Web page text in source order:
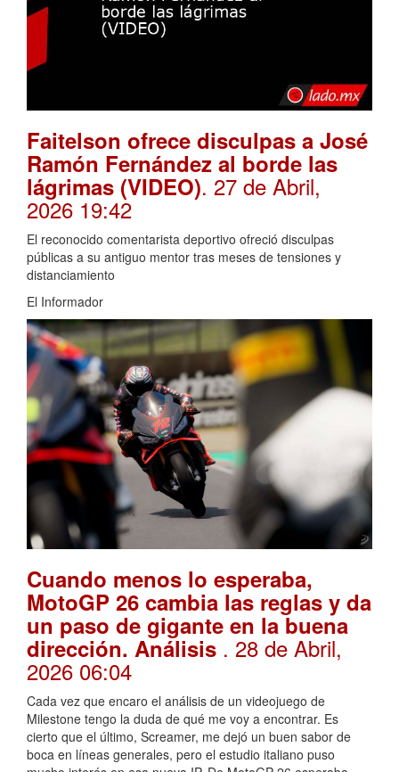
Faitelson ofrece disculpas a José
Ramón Fernández al borde las
lágrimas (VIDEO). 27 de Abril,
2026 19:42
El reconocido comentarista deportivo ofreció disculpas
públicas a su antiguo mentor tras meses de tensiones y
distanciamiento
El Informador
Cuando menos lo esperaba,
MotoGP 26 cambia las reglas y da
un paso de gigante en la buena
dirección. Análisis . 28 de Abril,
2026 06:04
Cada vez que encaro el análisis de un videojuego de
Milestone tengo la duda de qué me voy a encontrar. Es
cierto que el último, Screamer, me dejó un buen sabor de
boca en líneas generales, pero el estudio italiano puso